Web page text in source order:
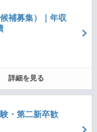
補募集）｜年収
詳細を見る
・第二新卒歓